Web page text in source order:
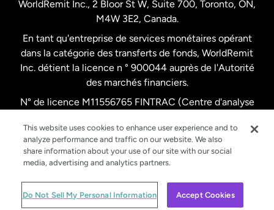
États-Unis Español
France
Malaisie
Nouvelle-Zélande
WorldRemit Inc., 2 Bloor St W, Suite 700, Toronto, ON,
M4W 3E2, Canada.
En tant qu'entreprise de services monétaires opérant
dans la catégorie des transferts de fonds, WorldRemit
Inc. détient la licence n ° 900044 auprès de l'Autorité
des marchés financiers.
N° de licence M11556765 FINTRAC (Centre d'analyse
© WorldRemit 2024
This website uses cookies to enhance user experience and to
analyze performance and traffic on our website. We also
share information about your use of our site with our social
media, advertising and analytics partners.
Do Not Sell My Personal Information Accept Cookies